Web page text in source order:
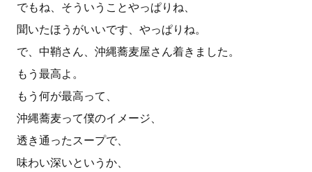
でもね、そういうことやっぱりね、
聞いたほうがいいです、やっぱりね。
で、中鞘さん、沖縄蕎麦屋さん着きました。
もう最高よ。
もう何が最高って、
沖縄蕎麦って僕のイメージ、
透き通ったスープで、
味わい深いというか、